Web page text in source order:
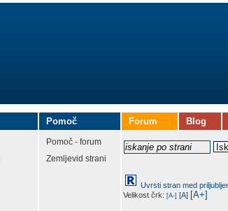
Pomoč
Pomoč - forum
Zemljevid strani
Forum
Uvrsti stran med
Velikost črk: [A-] [A] [A+]
Blog